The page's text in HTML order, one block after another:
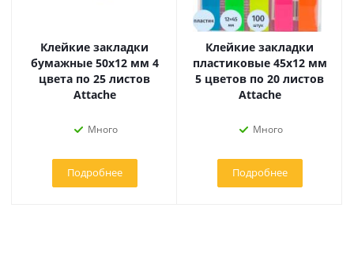
Клейкие закладки
бумажные 50х12 мм 4
цвета по 25 листов
Attache
Много
Подробнее
Клейкие закладки
пластиковые 45х12 мм
5 цветов по 20 листов
Attache
Много
Подробнее